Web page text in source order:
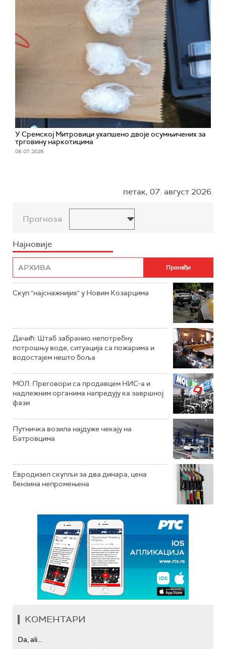
У Сремској Митровици ухапшено двоје осумњичених за
трговину наркотицима
08. 07. 2026.
петак, 07. август 2026.
Прогноза
Најновије
Скуп "најснажнијих" у Новим Козарцима
Дачић: Штаб забранио непотребну
потрошњу воде, ситуација са пожарима и
водостајем нешто боља
МОЛ: Преговори са продавцем НИС-а и
надлежним органима напредују ка завршној
фази
Путничка возила најдуже чекају на
Батровцима
Евродизел скупљи за два динара, цена
бензина непромењена
КОМЕНТАРИ
Da, ali...